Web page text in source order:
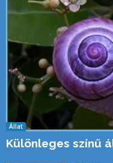
Állat
Különleges színű